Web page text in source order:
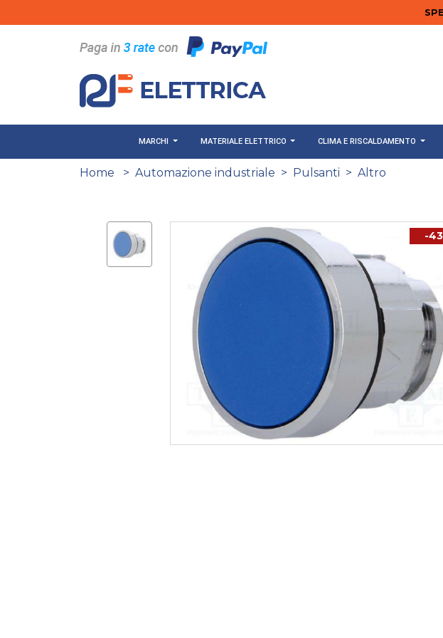
MARCHI MATERIALE ELETTRICO CLIMA E RISCALDAMENTO
Home > Automazione industriale > Pulsanti > Altro
-